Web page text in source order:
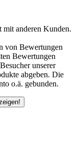
mit anderen Kunden.
von Bewertungen
Bewertungen
unserer
abgeben. Die
o.ä. gebunden.